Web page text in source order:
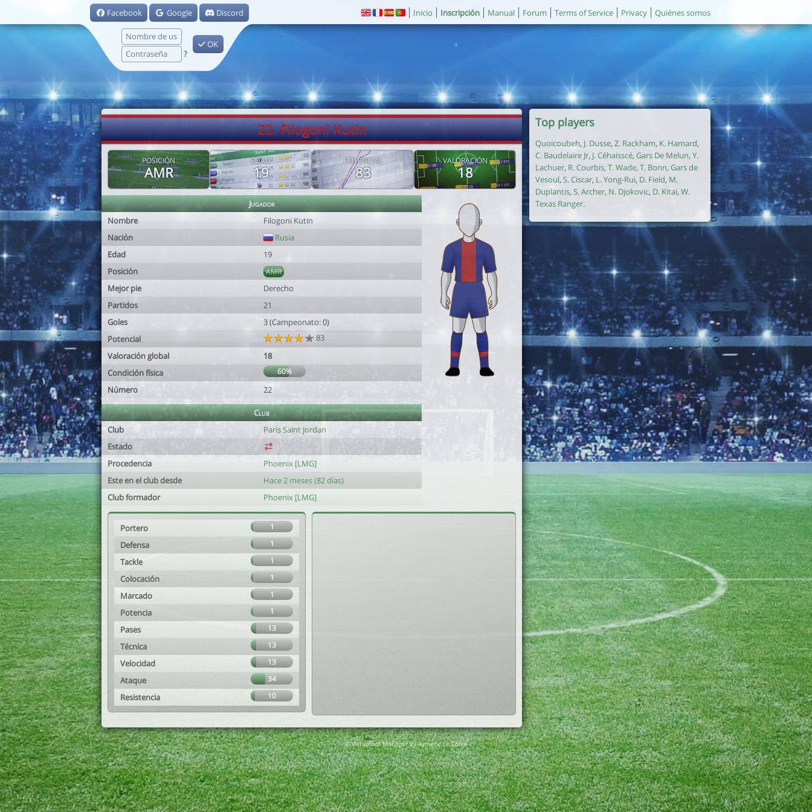
Facebook Google Discord
?
OK
Inicio Inscripción Manual Forum Terms of Service Privacy Quiénes somos
22. Filogoni Kutin
POSICIÓN
AMR
EDAD
19
POTENCIAL
83
VALORACIÓN
18
Jugador
Nombre
Filogoni Kutin
Nación
Rusia
Edad
19
Posición
AMR
Mejor pie
Derecho
Partidos
21
Goles
3 (Campeonato: 0)
Potencial
83
Valoración global
18
Condición física
60%
Número 22
Club
Club
Paris Saint Jordan
Estado
Procedencia
Phoenix [LMG]
Este en el club desde
Hace 2 meses (82 días)
Club formador
Phoenix [LMG]
Portero 1
Defensa 1
Tackle 1
Colocación 1
Marcado 1
Potencia 1
Pases 13
Técnica 13
Velocidad 13
Ataque 34
Resistencia 10
Top players
Quoicoubeh, J. Dusse, Z. Rackham, K. Hamard,
C. Baudelaire Jr, J. Céhaisscé, Gars De Melun, Y.
Lachuer, R. Courbis, T. Wade, T. Bonn, Gars de
Vesoul, S. Ciscar, L. Yong-Rui, D. Field, M.
Duplantis, S. Archer, N. Djokovic, D. Kitai, W.
Texas Ranger.
© Virtuafoot Manager by Aymeric Le Corre